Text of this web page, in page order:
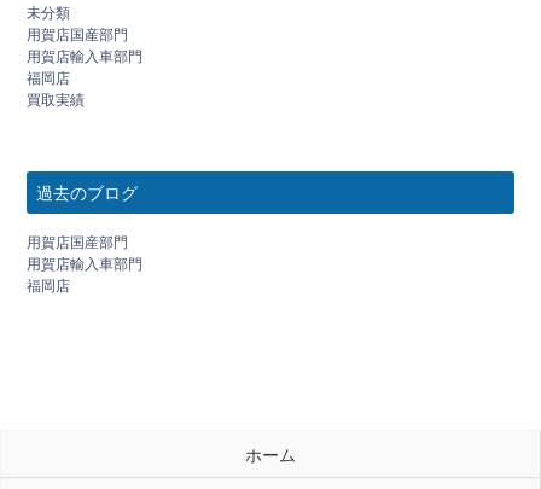
未分類
用賀店国産部門
用賀店輸入車部門
福岡店
買取実績
過去のブログ
用賀店国産部門
用賀店輸入車部門
福岡店
ホーム